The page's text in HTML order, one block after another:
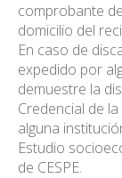
comprobante
domicilio del
En caso de
expedido por
demuestre la
Credencial de
alguna
Estudio
de CESPE.